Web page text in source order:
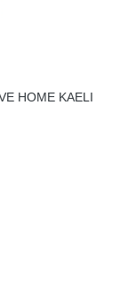
HOME KAELI